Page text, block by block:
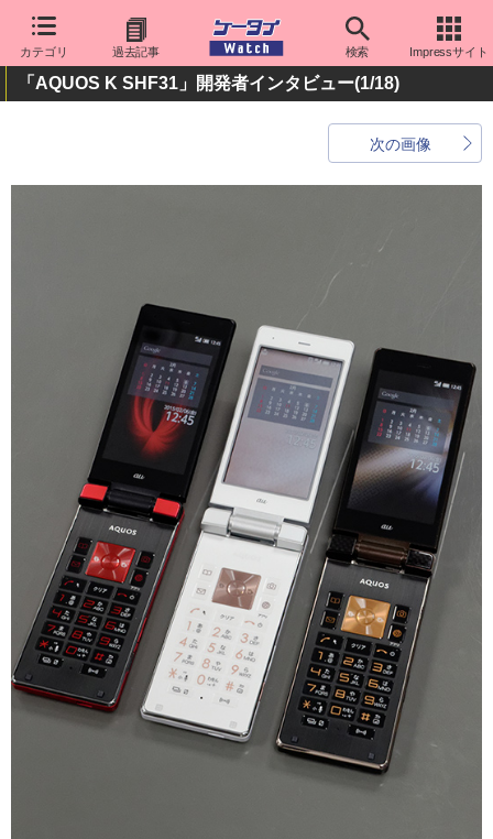
カテゴリ 過去記事 検索 Impressサイト
「AQUOS K SHF31」開発者インタビュー(1/18)
次の画像